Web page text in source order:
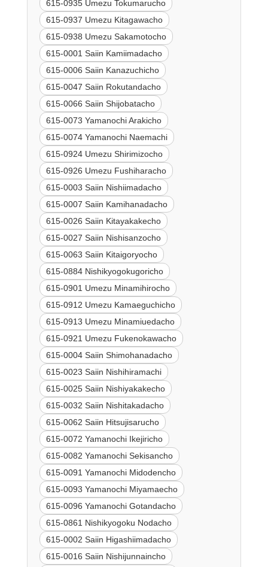
615-0935 Umezu Tokumarucho
615-0937 Umezu Kitagawacho
615-0938 Umezu Sakamotocho
615-0001 Saiin Kamiimadacho
615-0006 Saiin Kanazuchicho
615-0047 Saiin Rokutandacho
615-0066 Saiin Shijobatacho
615-0073 Yamanochi Arakicho
615-0074 Yamanochi Naemachi
615-0924 Umezu Shirimizocho
615-0926 Umezu Fushiharacho
615-0003 Saiin Nishiimadacho
615-0007 Saiin Kamihanadacho
615-0026 Saiin Kitayakakecho
615-0027 Saiin Nishisanzocho
615-0063 Saiin Kitaigoryocho
615-0884 Nishikyogokugoricho
615-0901 Umezu Minamihirocho
615-0912 Umezu Kamaeguchicho
615-0913 Umezu Minamiuedacho
615-0921 Umezu Fukenokawacho
615-0004 Saiin Shimohanadacho
615-0023 Saiin Nishihiramachi
615-0025 Saiin Nishiyakakecho
615-0032 Saiin Nishitakadacho
615-0062 Saiin Hitsujisarucho
615-0072 Yamanochi Ikejiricho
615-0082 Yamanochi Sekisancho
615-0091 Yamanochi Midodencho
615-0093 Yamanochi Miyamaecho
615-0096 Yamanochi Gotandacho
615-0861 Nishikyogoku Nodacho
615-0002 Saiin Higashiimadacho
615-0016 Saiin Nishijunnaincho